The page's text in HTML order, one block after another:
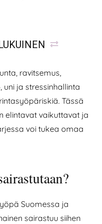
ravitsemus,
ja stressinhallinta
Tässä
elintavat vaikuttavat ja
voi tukea omaa
Suomessa ja
sairastuu siihen